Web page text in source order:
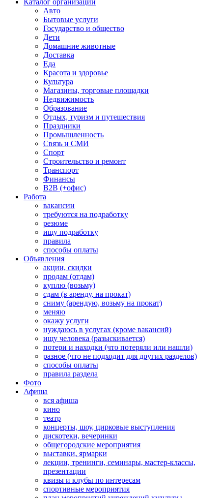
Каталог организаций
Авто
Бытовые услуги
Государство и общество
Дети
Домашние животные
Доставка
Еда
Красота и здоровье
Культура
Магазины, торговые площадки
Недвижимость
Образование
Отдых, туризм и путешествия
Праздники
Промышленность
Связь и СМИ
Спорт
Строительство и ремонт
Транспорт
Финансы
B2B (+офис)
Работа
вакансии
требуются на подработку
резюме
ищу подработку
правила
способы оплаты
Объявления
акции, скидки
продам (отдам)
куплю (возьму)
сдам (в аренду, на прокат)
сниму (арендую, возьму на прокат)
меняю
окажу услуги
нуждаюсь в услугах (кроме вакансий)
ищу человека (разыскивается)
потери и находки (что потеряли или нашли)
разное (что не подходит для других разделов)
способы оплаты
правила раздела
Фото
Афиша
вся афиша
кино
театр
концерты, шоу, цирковые выступления
дискотеки, вечеринки
общегородские мероприятия
выставки, ярмарки
лекции, тренинги, семинары, мастер-классы,
презентации
квизы и клубы по интересам
спортивные мероприятия